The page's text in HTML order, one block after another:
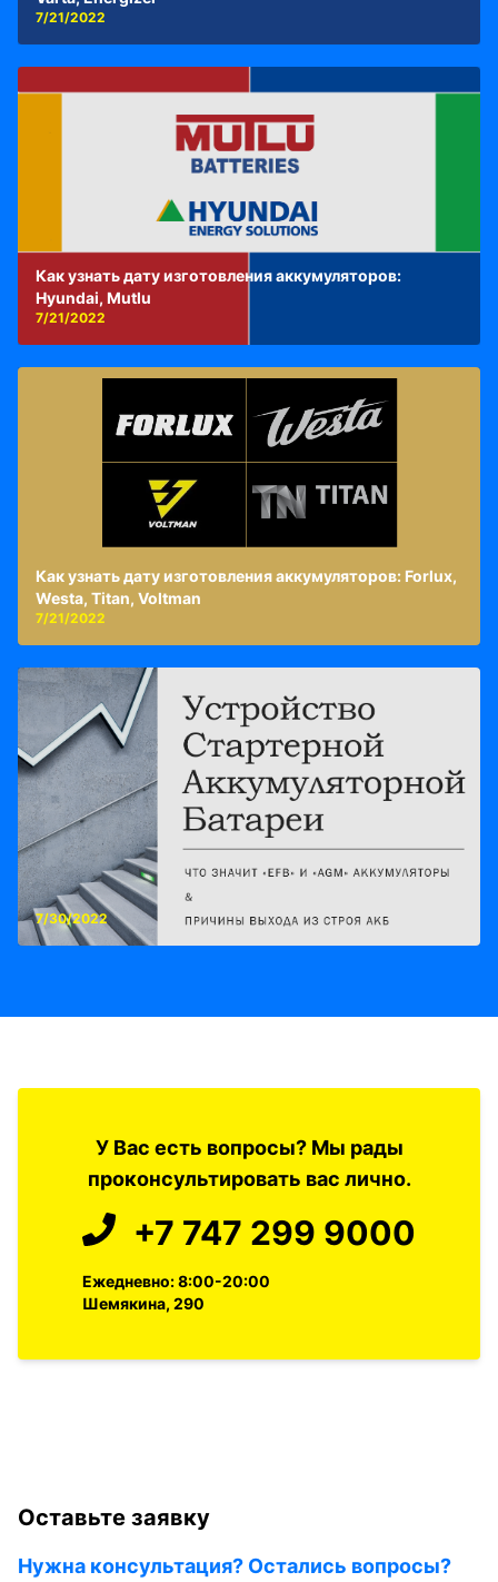
7/21/2022
Как узнать дату изготовления аккумуляторов:
Hyundai, Mutlu
7/21/2022
Как узнать дату изготовления аккумуляторов: Forlux,
Westa, Titan, Voltman
7/21/2022
7/30/2022
У Вас есть вопросы? Мы рады
проконсультировать вас лично.
+7 747 299 9000
Ежедневно: 8:00-20:00
Шемякина, 290
Оставьте заявку
Нужна консультация? Остались вопросы?